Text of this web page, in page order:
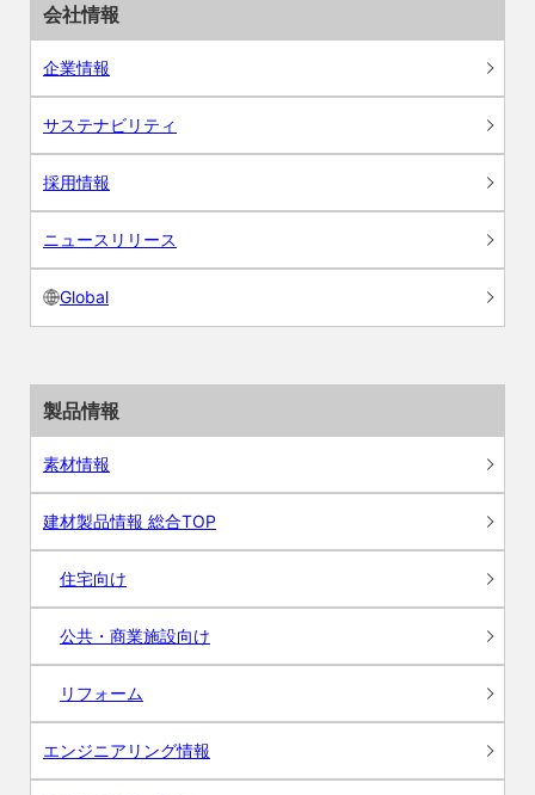
会社情報
企業情報
サステナビリティ
採用情報
ニュースリリース
Global
製品情報
素材情報
建材製品情報 総合TOP
住宅向け
公共・商業施設向け
リフォーム
エンジニアリング情報